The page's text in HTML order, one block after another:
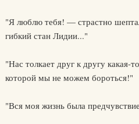
"Я люблю тебя! — страстно
гибкий стан Лидии..."
"Нас толкает друг к другу какая-
которой мы не можем бороться!"
"Вся моя жизнь была